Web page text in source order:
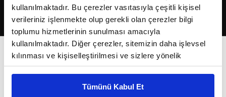
kullanılmaktadır. Bu çerezler vasıtasıyla çeşitli kişisel
verileriniz işlenmekte olup gerekli olan çerezler bilgi
toplumu hizmetlerinin sunulması amacıyla
kullanılmaktadır. Diğer çerezler, sitemizin daha işlevsel
kılınması ve kişiselleştirilmesi ve sizlere yönelik
reklam/pazarlama faaliyetlerinin yapılması, amaçlarıyla
Çerezlere ilişkin tercihlerinizi çerez paneli vasıtasıyla
Tümünü Kabul Et